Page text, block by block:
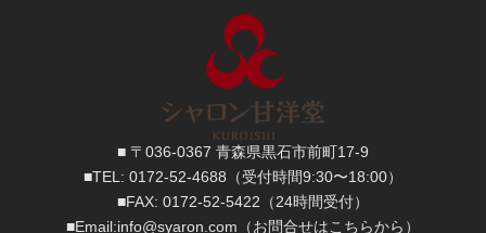
■ 〒036-0367 青森県黒石市前町17-9
■TEL: 0172-52-4688 （受付時間9:30〜18:00）
■FAX: 0172-52-5422 （24時間受付）
■Email:info@syaron.com （お問合せはこちらから）